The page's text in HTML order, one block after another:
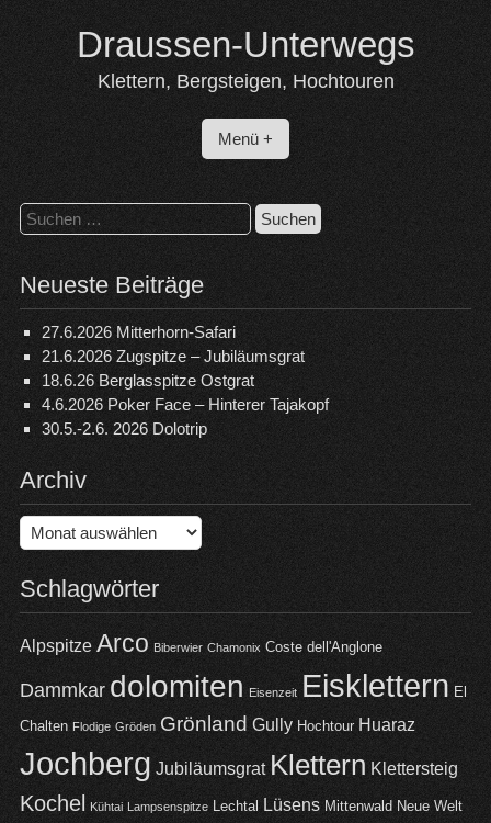
content
Draussen-Unterwegs
Klettern, Bergsteigen, Hochtouren
Menü +
Suchen
nach:
Neueste Beiträge
27.6.2026 Mitterhorn-Safari
21.6.2026 Zugspitze – Jubiläumsgrat
18.6.26 Berglasspitze Ostgrat
4.6.2026 Poker Face – Hinterer Tajakopf
30.5.-2.6. 2026 Dolotrip
Archiv
Archiv
Schlagwörter
Alpspitze Arco Biberwier Chamonix Coste dell'Anglone
Dammkar dolomiten Eisenzeit Eisklettern El
Chalten Flodige Gröden Grönland Gully Hochtour Huaraz
Jochberg Jubiläumsgrat Klettern Klettersteig
Kochel Kühtai Lampsenspitze Lechtal Lüsens Mittenwald Neue Welt